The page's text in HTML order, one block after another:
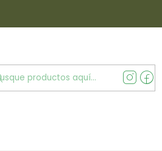
MENÚ